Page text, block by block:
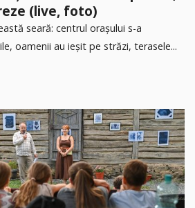
(live, foto)
seară: centrul orașului s-a
oamenii au ieșit pe străzi, terasele...